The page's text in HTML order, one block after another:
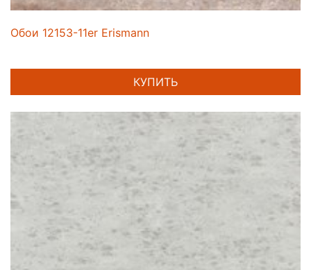
Обои 12153-11er Erismann
КУПИТЬ